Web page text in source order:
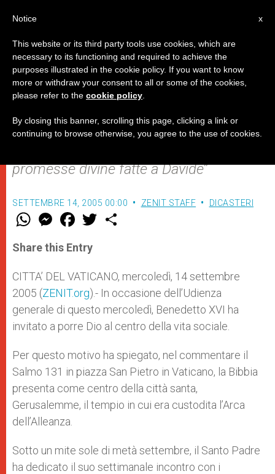
Benedetto XVI invita a porre Dio
al centro della vita sociale
promesse divine fatte a Davide”
SETTEMBRE 14, 2005 00:00 ZENIT STAFF DICASTERI
W
t
s
p
p
M
e
s
e
g
e
r
F
a
e
b
o
k
w
r
Share this Entry
CITTA’ DEL VATICANO, mercoledì, 14 settembre
2005 (ZENIT.org).- In occasione dell’Udienza
generale di questo mercoledì, Benedetto XVI ha
invitato a porre Dio al centro della vita sociale.
Per questo motivo ha spiegato, nel commentare il
Salmo 131 in piazza San Pietro in Vaticano, la Bibbia
presenta come centro della città santa,
Gerusalemme, il tempio in cui era custodita l’Arca
dell’Alleanza.
Sotto un mite sole di metà settembre, il Santo Padre
ha dedicato il suo settimanale incontro con i
x
Notice
This website or its third party tools use cookies, which are
necessary to its functioning and required to achieve the
purposes illustrated in the cookie policy. If you want to know
more or withdraw your consent to all or some of the cookies,
please refer to the cookie policy
By closing this banner, scrolling this page, clicking a link or
continuing to browse otherwise, you agree to the use of cookies.